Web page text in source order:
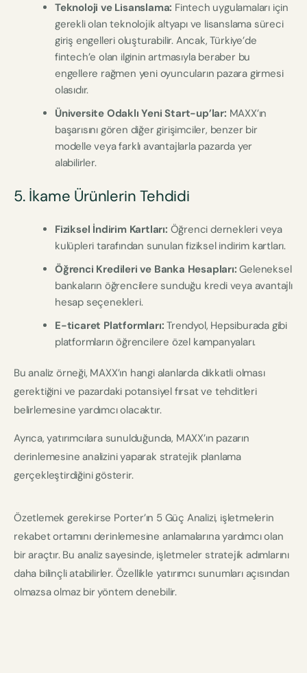
Teknoloji ve Lisanslama: Fintech uygulamaları için
gerekli olan teknolojik altyapı ve lisanslama süreci
giriş engelleri oluşturabilir. Ancak, Türkiye’de
fintech’e olan ilginin artmasıyla beraber bu
engellere rağmen yeni oyuncuların pazara girmesi
olasıdır.
Üniversite Odaklı Yeni Start-up’lar: MAXX’ın
başarısını gören diğer girişimciler, benzer bir
modelle veya farklı avantajlarla pazarda yer
alabilirler.
5. İkame Ürünlerin Tehdidi
Fiziksel İndirim Kartları: Öğrenci dernekleri veya
kulüpleri tarafından sunulan fiziksel indirim kartları.
Öğrenci Kredileri ve Banka Hesapları: Geleneksel
bankaların öğrencilere sunduğu kredi veya avantajlı
hesap seçenekleri.
E-ticaret Platformları: Trendyol, Hepsiburada gibi
platformların öğrencilere özel kampanyaları.
Bu analiz örneği, MAXX’ın hangi alanlarda dikkatli olması
gerektiğini ve pazardaki potansiyel fırsat ve tehditleri
belirlemesine yardımcı olacaktır.
Ayrıca, yatırımcılara sunulduğunda, MAXX’ın pazarın
derinlemesine analizini yaparak stratejik planlama
gerçekleştirdiğini gösterir.
Özetlemek gerekirse Porter’ın 5 Güç Analizi, işletmelerin
rekabet ortamını derinlemesine anlamalarına yardımcı olan
bir araçtır. Bu analiz sayesinde, işletmeler stratejik adımlarını
daha bilinçli atabilirler. Özellikle yatırımcı sunumları açısından
olmazsa olmaz bir yöntem denebilir.